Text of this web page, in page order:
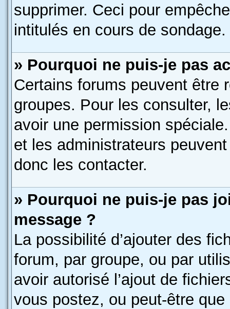
supprimer. Ceci pour
intitulés en cours de sondage.
» Pourquoi ne puis-je pas
Certains forums peuvent être
groupes. Pour les consulter,
avoir une permission
et les administrateurs
donc les contacter.
» Pourquoi ne puis-je pas
message ?
La possibilité d’ajouter des
forum, par groupe, ou par
avoir autorisé l’ajout de
vous postez, ou peut-être